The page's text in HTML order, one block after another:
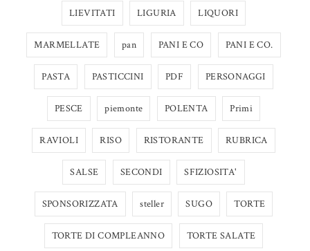
LIEVITATI LIGURIA LIQUORI
MARMELLATE pan PANI E CO PANI E CO.
PASTA PASTICCINI PDF PERSONAGGI
PESCE piemonte POLENTA Primi
RAVIOLI RISO RISTORANTE RUBRICA
SALSE SECONDI SFIZIOSITA'
SPONSORIZZATA steller SUGO TORTE
TORTE DI COMPLEANNO TORTE SALATE